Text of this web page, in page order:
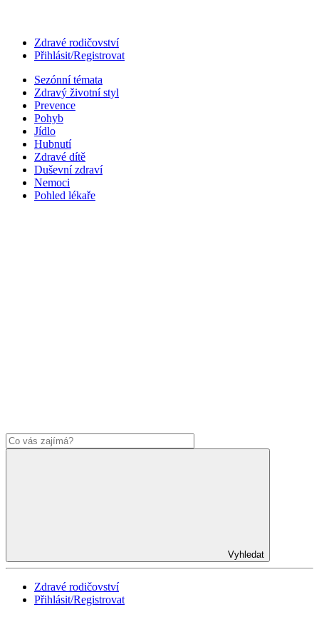
Zdravé rodičovství
Přihlásit/Registrovat
Sezónní témata
Zdravý životní styl
Prevence
Pohyb
Jídlo
Hubnutí
Zdravé dítě
Duševní zdraví
Nemoci
Pohled lékaře
Vyhledat
Zdravé rodičovství
Přihlásit/Registrovat